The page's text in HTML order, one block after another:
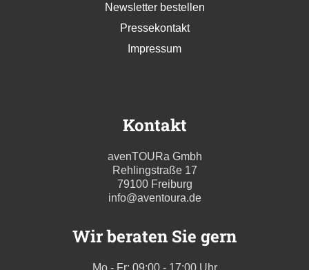
Newsletter bestellen
Pressekontakt
Impressum
Kontakt
avenTOURa Gmbh
Rehlingstraße 17
79100 Freiburg
info@aventoura.de
Wir beraten Sie gern
Mo - Fr: 09:00 - 17:00 Uhr